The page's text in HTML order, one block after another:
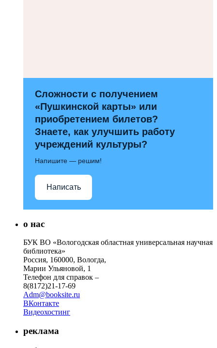
Сложности с получением
«Пушкинской карты» или
приобретением билетов?
Знаете, как улучшить работу
учреждений культуры?
Напишите — решим!
Написать
о нас
БУК ВО «Вологодская областная универсальная научная
библиотека»
Россия, 160000, Вологда,
Марии Ульяновой, 1
Телефон для справок –
8(8172)21-17-69
Adm@booksite.ru
ВКонтакте
Видеохостинг
реклама